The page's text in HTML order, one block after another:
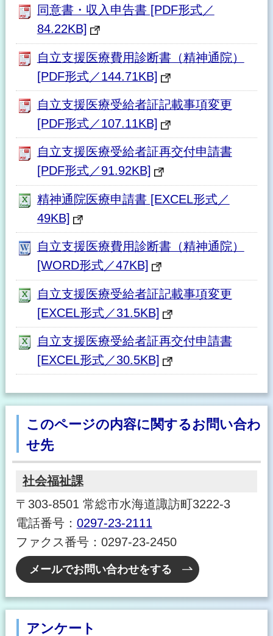
同意書・収入申告書 [PDF形式／
84.22KB]
自立支援医療費用診断書（精神通院）
[PDF形式／144.71KB]
自立支援医療受給者証記載事項変更
[PDF形式／107.11KB]
自立支援医療受給者証再交付申請書
[PDF形式／91.92KB]
精神通院医療申請書 [EXCEL形式／
49KB]
自立支援医療費用診断書（精神通院）
[WORD形式／47KB]
自立支援医療受給者証記載事項変更
[EXCEL形式／31.5KB]
自立支援医療受給者証再交付申請書
[EXCEL形式／30.5KB]
このページの内容に関するお問い合わ
せ先
社会福祉課
〒303-8501 常総市水海道諏訪町3222-3
電話番号： 0297-23-2111
ファクス番号：0297-23-2450
メールでお問い合わせをする
アンケート